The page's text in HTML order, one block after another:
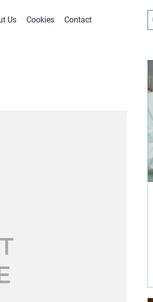
Us Cookies Contact